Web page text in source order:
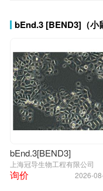
消化时间 2~3分钟
换液频次 2~3次/周
倍增时间 ~24-32
本产品仅供科研使用
诊断使用！以实际收
参考。
小鼠脑微血管内皮细胞
bEnd.3 [BEND3]（小
bEnd.3[BEND3]
上海冠导生物工程有限公司
2026-
询价